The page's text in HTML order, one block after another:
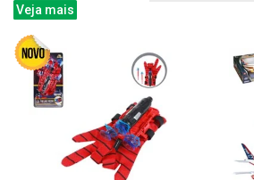
Veja mais